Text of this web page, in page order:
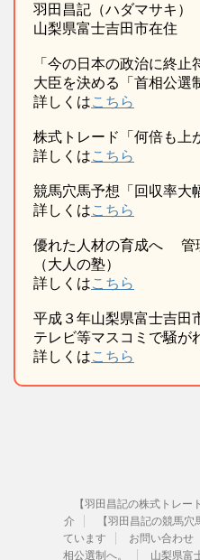
羽田昌記（ハダマサキ）
山梨県富士吉田市在住
「今の日本の政治に終
大臣を決める「首相公選
詳しくはこちら
株式トレード「何倍も上
詳しくはこちら
競馬穴馬予想「回収率大
詳しくはこちら
優れた人材の育成へ 管
（大人の塾）
詳しくはこちら
平成３年山梨県富士吉
テレビ等マスコミで騒が
詳しくはこちら
【羽田昌記の株式トレ
介
【羽田昌記の競馬
ています
お問い合わせ
相公選制へ。
山梨県富